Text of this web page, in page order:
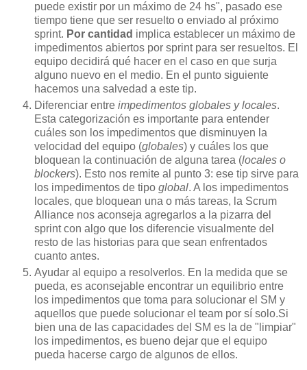
puede existir por un máximo de 24 hs", pasado ese
tiempo tiene que ser resuelto o enviado al próximo
sprint. Por cantidad implica establecer un máximo de
impedimentos abiertos por sprint para ser resueltos. El
equipo decidirá qué hacer en el caso en que surja
alguno nuevo en el medio. En el punto siguiente
hacemos una salvedad a este tip.
Diferenciar entre impedimentos globales y locales.
Esta categorización es importante para entender
cuáles son los impedimentos que disminuyen la
velocidad del equipo (globales) y cuáles los que
bloquean la continuación de alguna tarea (locales o
blockers). Esto nos remite al punto 3: ese tip sirve para
los impedimentos de tipo global. A los impedimentos
locales, que bloquean una o más tareas, la Scrum
Alliance nos aconseja agregarlos a la pizarra del
sprint con algo que los diferencie visualmente del
resto de las historias para que sean enfrentados
cuanto antes.
Ayudar al equipo a resolverlos. En la medida que se
pueda, es aconsejable encontrar un equilibrio entre
los impedimentos que toma para solucionar el SM y
aquellos que puede solucionar el team por sí solo.Si
bien una de las capacidades del SM es la de "limpiar"
los impedimentos, es bueno dejar que el equipo
pueda hacerse cargo de algunos de ellos.